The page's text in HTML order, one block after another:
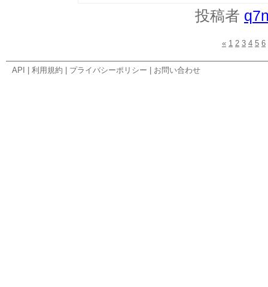
投稿者
« 1 2 3 4 5 6
API 利用規約 プライバシーポリシー お問い合わせ